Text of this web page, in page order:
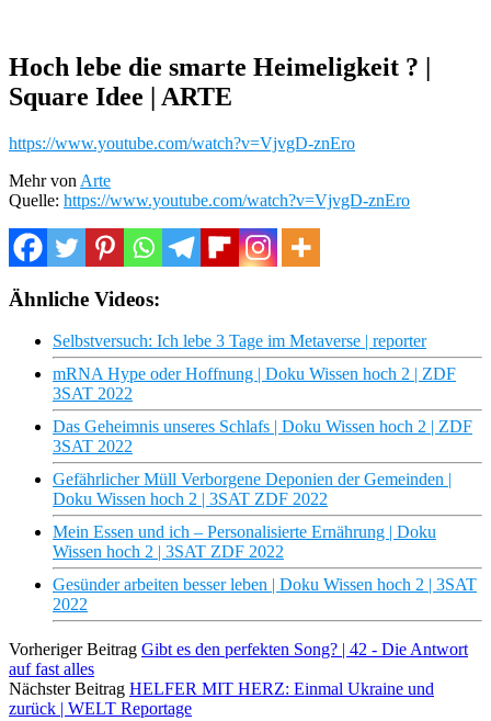
Hoch lebe die smarte Heimeligkeit ? |
Square Idee | ARTE
https://www.youtube.com/watch?v=VjvgD-znEro
Mehr von Arte
Quelle: https://www.youtube.com/watch?v=VjvgD-znEro
Ähnliche Videos:
Selbstversuch: Ich lebe 3 Tage im Metaverse | reporter
mRNA Hype oder Hoffnung | Doku Wissen hoch 2 | ZDF
3SAT 2022
Das Geheimnis unseres Schlafs | Doku Wissen hoch 2 | ZDF
3SAT 2022
Gefährlicher Müll Verborgene Deponien der Gemeinden |
Doku Wissen hoch 2 | 3SAT ZDF 2022
Mein Essen und ich – Personalisierte Ernährung | Doku
Wissen hoch 2 | 3SAT ZDF 2022
Gesünder arbeiten besser leben | Doku Wissen hoch 2 | 3SAT
2022
Vorheriger Beitrag Gibt es den perfekten Song? | 42 - Die Antwort
auf fast alles
Nächster Beitrag HELFER MIT HERZ: Einmal Ukraine und
zurück | WELT Reportage